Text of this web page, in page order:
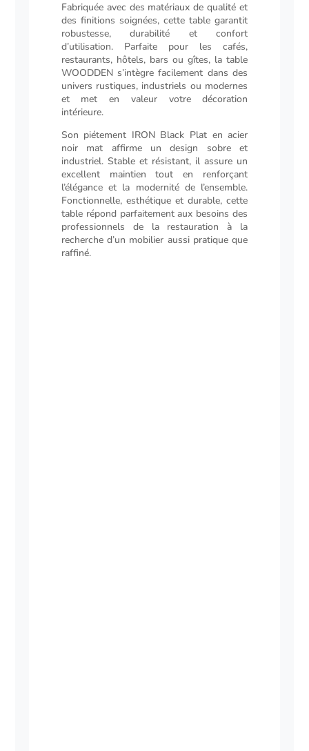
Fabriquée avec des matériaux de qualité et
des finitions soignées, cette table garantit
robustesse, durabilité et confort
d’utilisation. Parfaite pour les cafés,
restaurants, hôtels, bars ou gîtes, la table
WOODDEN s’intègre facilement dans des
univers rustiques, industriels ou modernes
et met en valeur votre décoration
intérieure.
Son piétement IRON Black Plat en acier
noir mat affirme un design sobre et
industriel. Stable et résistant, il assure un
excellent maintien tout en renforçant
l’élégance et la modernité de l’ensemble.
Fonctionnelle, esthétique et durable, cette
table répond parfaitement aux besoins des
professionnels de la restauration à la
recherche d’un mobilier aussi pratique que
raffiné.